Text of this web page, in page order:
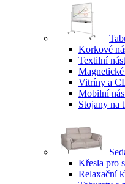
Korkové
Textilní
Vitríny a
Mobilní
Stojany na
Křesla pro
Relaxační